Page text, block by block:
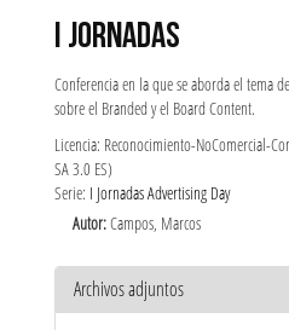
I JORNADAS
Conferencia en la que se aborda el tema
sobre el Branded y el Board Content.
Licencia: Reconocimiento-NoComercial-
SA 3.0 ES)
Serie: I Jornadas Advertising Day
Autor:Campos, Marcos
Archivos adjuntos